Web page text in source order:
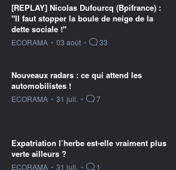
[REPLAY] Nicolas Dufourcq (Bpifrance) :
"Il faut stopper la boule de neige de la
dette sociale !"
information fournie par
ECORAMA • 03 août • 33
Nouveaux radars : ce qui attend les
automobilistes !
information fournie par
ECORAMA • 31 juil. • 7
Expatriation l’herbe est-elle vraiment plus
verte ailleurs ?
information fournie par
ECORAMA • 31 juil. • 1